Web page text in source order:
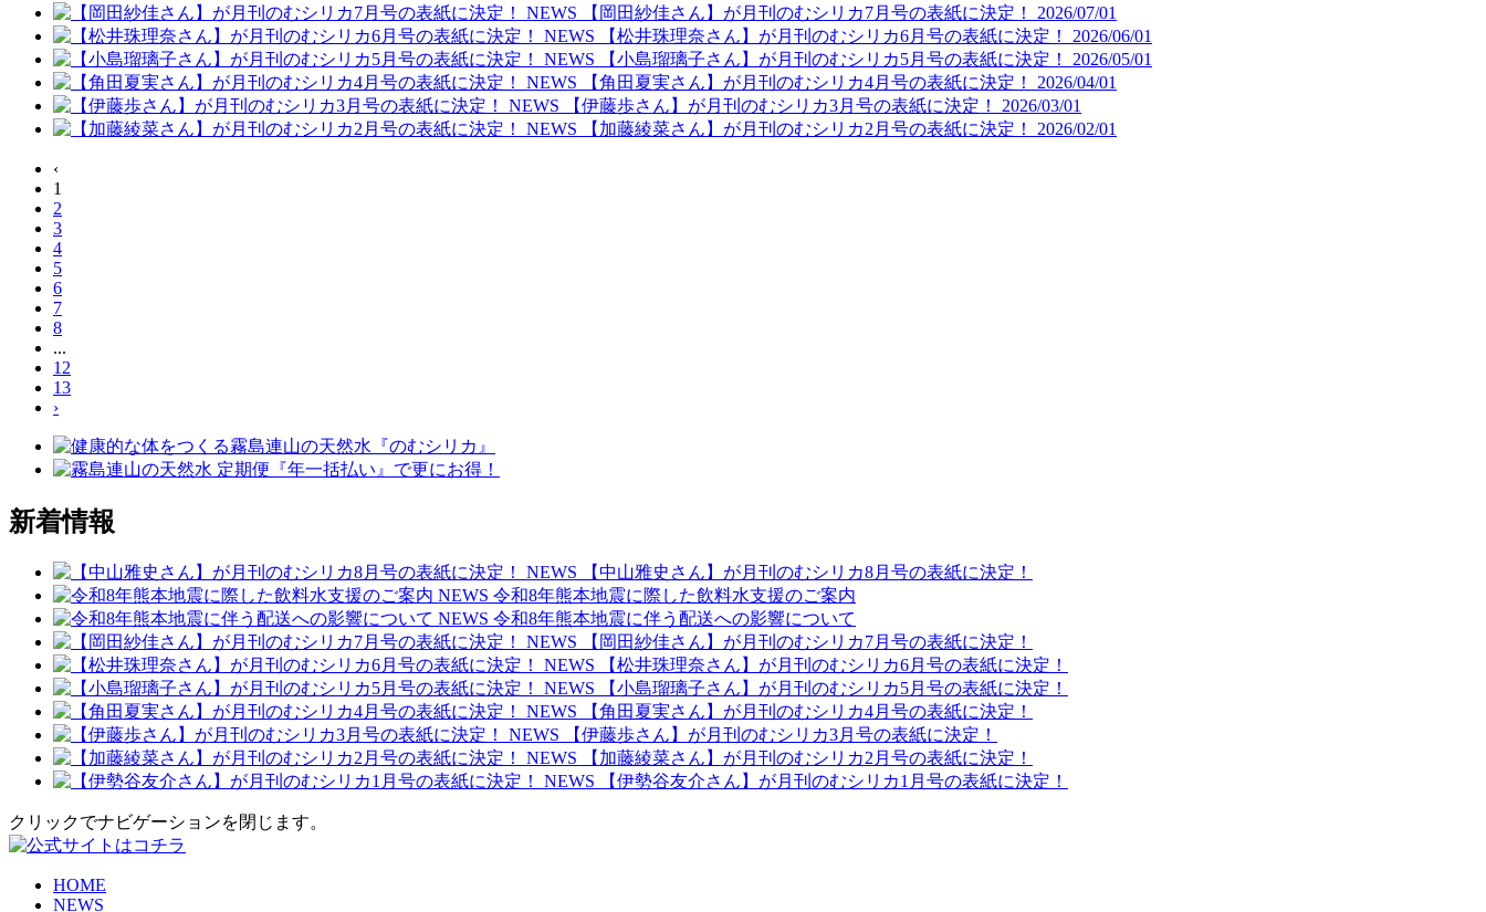
NEWS
【岡田紗佳さん】が月刊のむシリカ7月号の表紙に決定！
2026/07/01
NEWS
【松井珠理奈さん】が月刊のむシリカ6月号の表紙に決定！
2026/06/01
NEWS
【小島瑠璃子さん】が月刊のむシリカ5月号の表紙に決定！
2026/05/01
NEWS
【角田夏実さん】が月刊のむシリカ4月号の表紙に決定！
2026/04/01
NEWS
【伊藤歩さん】が月刊のむシリカ3月号の表紙に決定！
2026/03/01
NEWS
【加藤綾菜さん】が月刊のむシリカ2月号の表紙に決定！ 2026/02/01
‹
1
2
3
4
5
6
7
8
...
12
13
›
新着情報
NEWS
【中山雅史さん】が月刊のむシリカ8月号の表紙に決定！
NEWS 令和8年熊本地震に際した飲料水支援のご案内
NEWS 令和8年熊本地震に伴う配送への影響について
NEWS
【岡田紗佳さん】が月刊のむシリカ7月号の表紙に決定！
NEWS
【松井珠理奈さん】が月刊のむシリカ6月号の表紙に決定！
NEWS
【小島瑠璃子さん】が月刊のむシリカ5月号の表紙に決定！
NEWS
【角田夏実さん】が月刊のむシリカ4月号の表紙に決定！
NEWS
【伊藤歩さん】が月刊のむシリカ3月号の表紙に決定！
NEWS
【加藤綾菜さん】が月刊のむシリカ2月号の表紙に決定！
NEWS
【伊勢谷友介さん】が月刊のむシリカ1月号の表紙に決定！
クリックでナビゲーションを閉じます。
HOME
NEWS